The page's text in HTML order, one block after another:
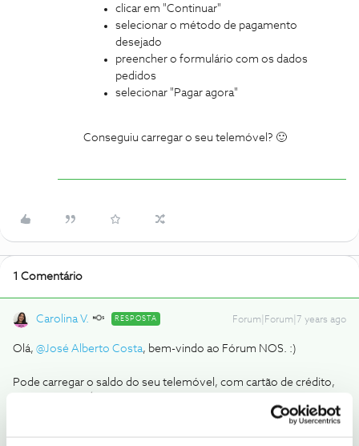
clicar em "Continuar"
selecionar o método de pagamento
desejado
preencher o formulário com os dados
pedidos
selecionar "Pagar agora"
Conseguiu carregar o seu telemóvel? 🙂
1 Comentário
Carolina V. RESPOSTA Forum|Forum|7 years ago
Olá, @José Alberto Costa, bem-vindo ao Fórum NOS. :)
Pode carregar o saldo do seu telemóvel, com cartão de crédito,